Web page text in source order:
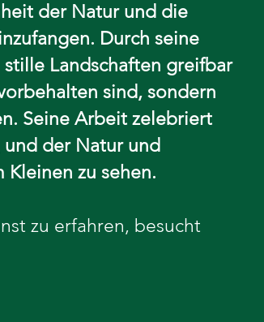
der Natur und die
Durch seine
Landschaften greifbar
sind, sondern
Seine Arbeit zelebriert
der Natur und
zu sehen.
zu erfahren, besucht